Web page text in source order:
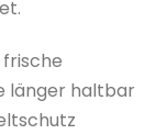
länger haltbar